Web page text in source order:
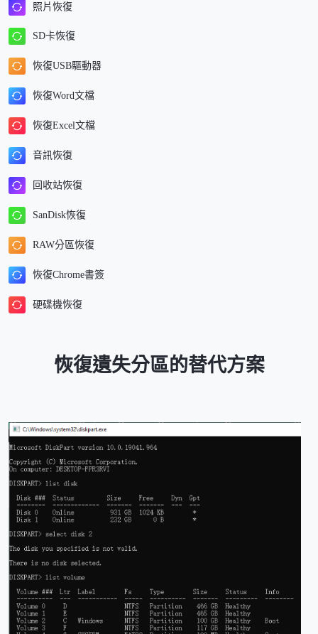
照片恢復
SD卡恢復
恢復USB驅動器
恢復Word文檔
恢復Excel文檔
音訊恢復
回收站恢復
SanDisk恢復
RAW分區恢復
恢復Chrome書簽
硬碟機恢復
恢復遺失分區的替代方案